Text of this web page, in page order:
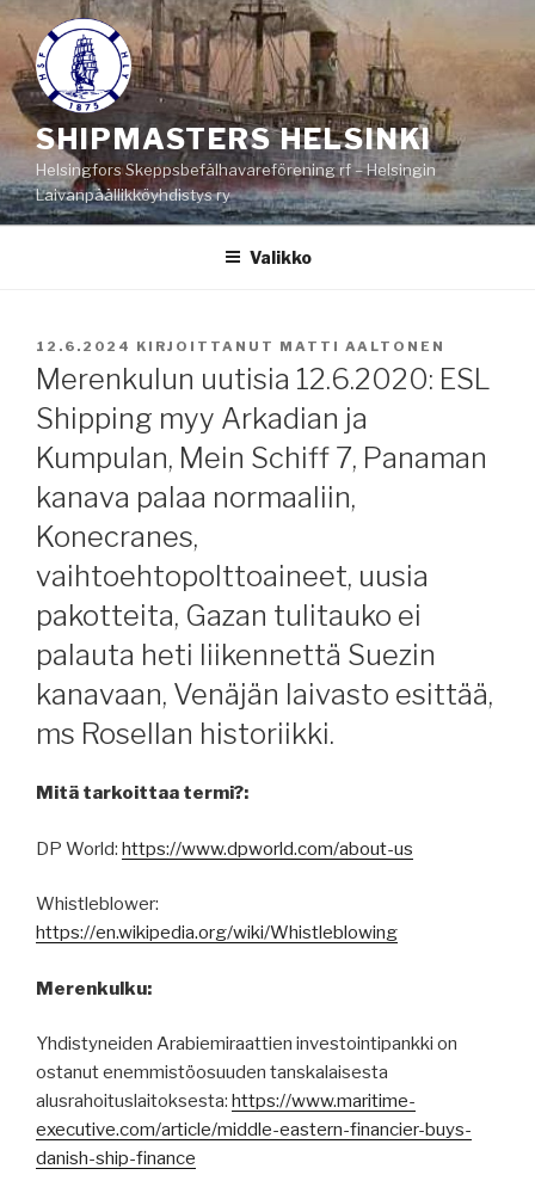
Siirry
sisältöön
SHIPMASTERS HELSINKI
Helsingfors Skeppsbefälhavareförening rf – Helsingin
Laivanpäällikköyhdistys ry
Valikko
JULKAISTU
12.6.2024 KIRJOITTANUT MATTI AALTONEN
Merenkulun uutisia 12.6.2020: ESL
Shipping myy Arkadian ja
Kumpulan, Mein Schiff 7, Panaman
kanava palaa normaaliin,
Konecranes,
vaihtoehtopolttoaineet, uusia
pakotteita, Gazan tulitauko ei
palauta heti liikennettä Suezin
kanavaan, Venäjän laivasto esittää,
ms Rosellan historiikki.
Mitä tarkoittaa termi?:
DP World: https://www.dpworld.com/about-us
Whistleblower:
https://en.wikipedia.org/wiki/Whistleblowing
Merenkulku:
Yhdistyneiden Arabiemiraattien investointipankki on
ostanut enemmistöosuuden tanskalaisesta
alusrahoituslaitoksesta: https://www.maritime-
executive.com/article/middle-eastern-financier-buys-
danish-ship-finance